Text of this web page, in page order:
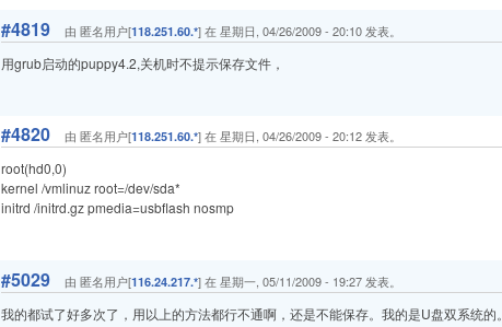
#4819 由 匿名用户[118.251.60.*] 在 星期日, 04/26/2009 - 20:10 发表。
用grub启动的puppy4.2,关机时不提示保存文件，
#4820 由 匿名用户[118.251.60.*] 在 星期日, 04/26/2009 - 20:12 发表。
root(hd0,0)
kernel /vmlinuz root=/dev/sda*
initrd /initrd.gz pmedia=usbflash nosmp
#5029 由 匿名用户[116.24.217.*] 在 星期一, 05/11/2009 - 19:27 发表。
我的都试了好多次了，用以上的方法都行不通啊，还是不能保存。我的是U盘双系统的。